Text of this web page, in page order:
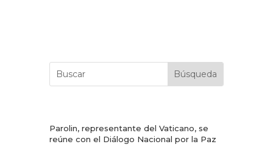
Parolin, representante del Vaticano, se
reúne con el Diálogo Nacional por la Paz